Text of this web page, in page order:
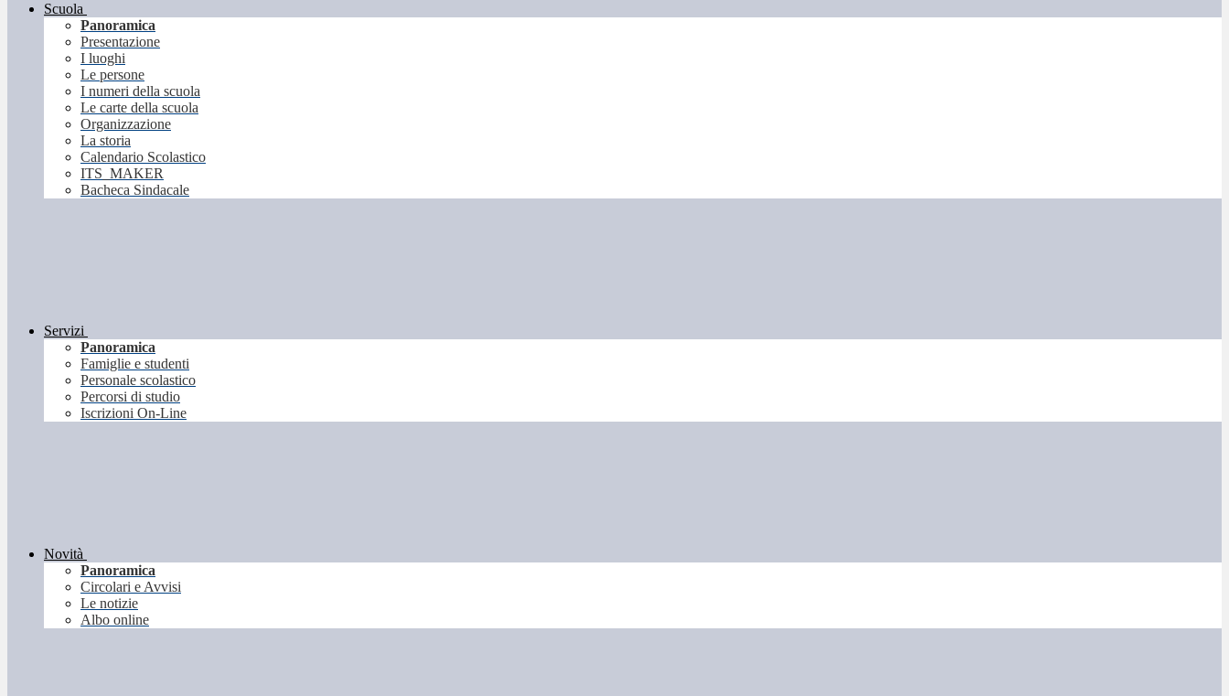
Scuola
Panoramica
Presentazione
I luoghi
Le persone
I numeri della scuola
Le carte della scuola
Organizzazione
La storia
Calendario Scolastico
ITS_MAKER
Bacheca Sindacale
Servizi
Panoramica
Famiglie e studenti
Personale scolastico
Percorsi di studio
Iscrizioni On-Line
Novità
Panoramica
Circolari e Avvisi
Le notizie
Albo online